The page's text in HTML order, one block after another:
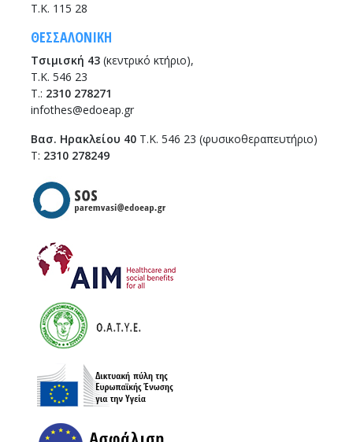
Τ.Κ. 115 28
ΘΕΣΣΑΛΟΝΙΚΗ
Τσιμισκή 43 (κεντρικό κτήριο),
Τ.Κ. 546 23
T.: 2310 278271
infothes@edoeap.gr
Βασ. Ηρακλείου 40 Τ.Κ. 546 23 (φυσικοθεραπευτήριο)
Τ: 2310 278249